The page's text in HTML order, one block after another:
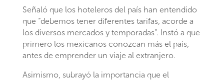
Señaló que los hoteleros del país han entendido
que “debemos tener diferentes tarifas, acorde a
los diversos mercados y temporadas”. Instó a que
primero los mexicanos conozcan más el país,
antes de emprender un viaje al extranjero.
Asimismo, subrayó la importancia que el